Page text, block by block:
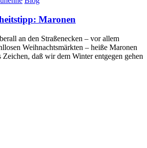
Maronen
an den Straßenecken – vor allem
Weihnachtsmärkten – heiße Maronen
Zeichen, daß wir dem Winter entgegen gehen